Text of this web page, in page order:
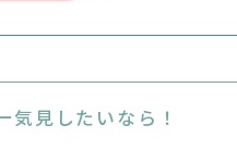
見したいなら！